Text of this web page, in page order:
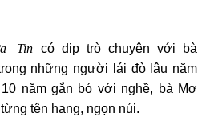
Tin có dịp trò chuyện với bà
những người lái đò lâu năm
năm gắn bó với nghề, bà Mơ
tên hang, ngọn núi.